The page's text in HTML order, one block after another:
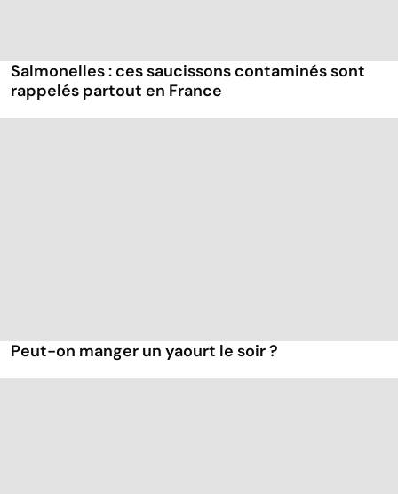
Salmonelles : ces saucissons contaminés sont
rappelés partout en France
Peut-on manger un yaourt le soir ?